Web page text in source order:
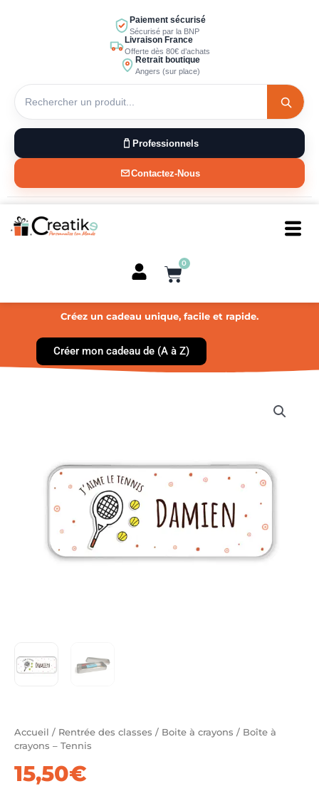
Paiement sécurisé
Sécurisé par la BNP
Livraison France
Offerte dès 80€ d’achats
Retrait boutique
Angers (sur place)
Professionnels
Contactez-Nous
0
Panier
Créez un cadeau unique, facile et rapide.
Créer mon cadeau de (A à Z)
Accueil / Rentrée des classes / Boite à crayons / Boîte à
crayons – Tennis
15,50€
-
Tennis